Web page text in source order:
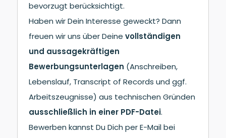
bevorzugt berücksichtigt.
Haben wir Dein Interesse geweckt? Dann
freuen wir uns über Deinevollständigen
und aussagekräftigen
Bewerbungsunterlagen (Anschreiben,
Lebenslauf, Transcript of Records und ggf.
Arbeitszeugnisse) aus technischen Gründen
ausschließlich in einer PDF-Datei.
Bewerben kannst Du Dich per E-Mail bei